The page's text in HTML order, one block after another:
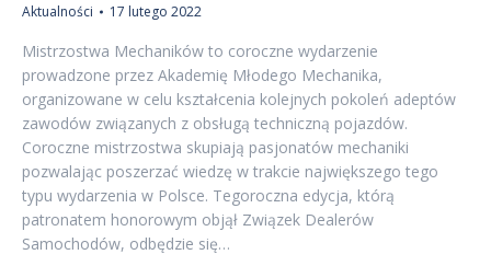
Aktualności 17 lutego 2022
Mistrzostwa Mechaników to coroczne wydarzenie
prowadzone przez Akademię Młodego Mechanika,
organizowane w celu kształcenia kolejnych pokoleń adeptów
zawodów związanych z obsługą techniczną pojazdów.
Coroczne mistrzostwa skupiają pasjonatów mechaniki
pozwalając poszerzać wiedzę w trakcie największego tego
typu wydarzenia w Polsce. Tegoroczna edycja, którą
patronatem honorowym objął Związek Dealerów
Samochodów, odbędzie się…